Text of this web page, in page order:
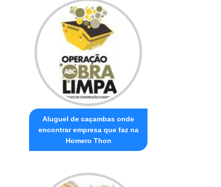
Aluguel de caçambas onde
encontrar empresa que faz na
Homero Thon